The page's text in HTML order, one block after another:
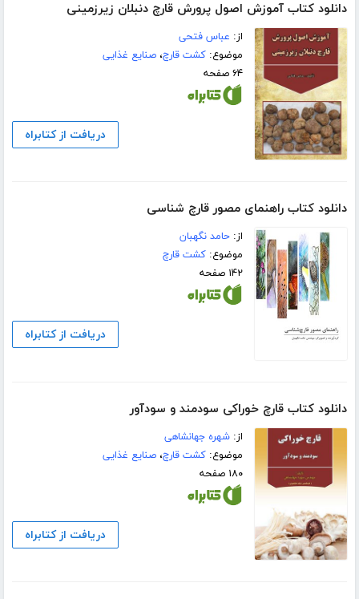
دانلود کتاب آموزش اصول پرورش قارچ دنبلان زیرزمینی
از: عباس فتحی
موضوع:کشت قارچ،صنایع غذایی
۶۴ صفحه
دریافت از کتابراه
دانلود کتاب راهنمای مصور قارچ شناسی
از:حامد نگهبان
موضوع:کشت قارچ
۱۴۲ صفحه
دریافت از کتابراه
دانلود کتاب قارچ خوراکی سودمند و سودآور
از:شهره جهانشاهی
موضوع:کشت قارچ،صنایع غذایی
۱۸۰ صفحه
دریافت از کتابراه